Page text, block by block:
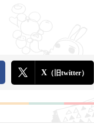
X（旧twitter）